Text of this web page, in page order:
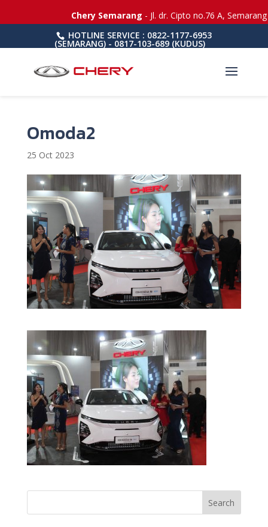
HOTLINE SERVICE : 0822-1177-6953
(SEMARANG) - 0817-103-689 (KUDUS)
Omoda2
25 Oct 2023
Chery Semarang- Jl. dr. Cipto no.76 A, Semarang
Search